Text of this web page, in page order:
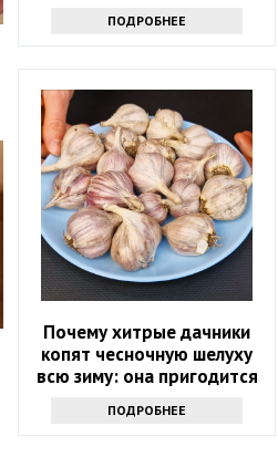
ПОДРОБНЕЕ
Почему хитрые дачники
копят чесночную шелуху
всю зиму: она пригодится
весной
ПОДРОБНЕЕ